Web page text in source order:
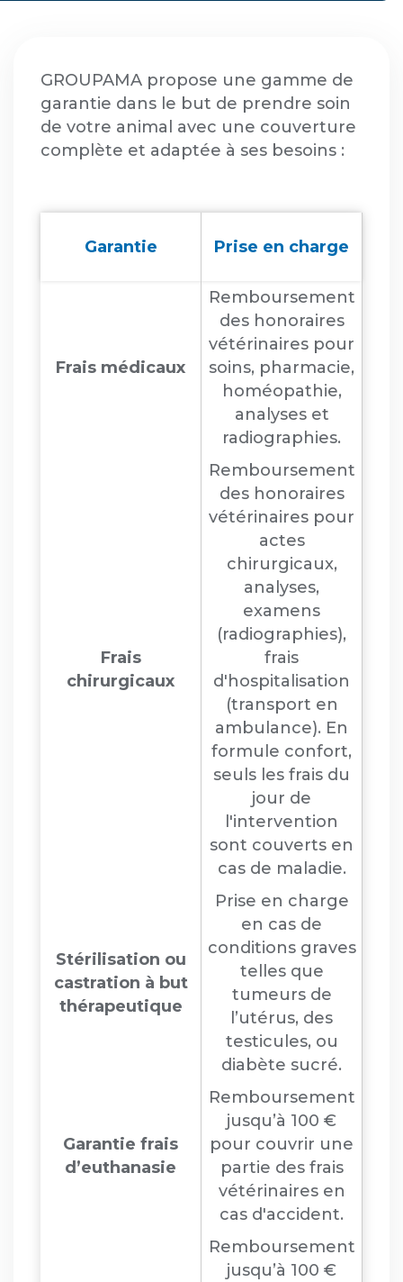
GROUPAMA propose une gamme de
garantie dans le but de prendre soin
de votre animal avec une couverture
complète et adaptée à ses besoins :
Garantie Prise en charge
Frais médicaux
Remboursement
des honoraires
vétérinaires pour
soins, pharmacie,
homéopathie,
analyses et
radiographies.
Frais
chirurgicaux
Remboursement
des honoraires
vétérinaires pour
actes
chirurgicaux,
analyses,
examens
(radiographies),
frais
d'hospitalisation
(transport en
ambulance). En
formule confort,
seuls les frais du
jour de
l'intervention
sont couverts en
cas de maladie.
Stérilisation ou
castration à but
thérapeutique
Prise en charge
en cas de
conditions graves
telles que
tumeurs de
l’utérus, des
testicules, ou
diabète sucré.
Garantie frais
d’euthanasie
Remboursement
jusqu’à 100 €
pour couvrir une
partie des frais
vétérinaires en
cas d'accident.
Remboursement
jusqu’à 100 €